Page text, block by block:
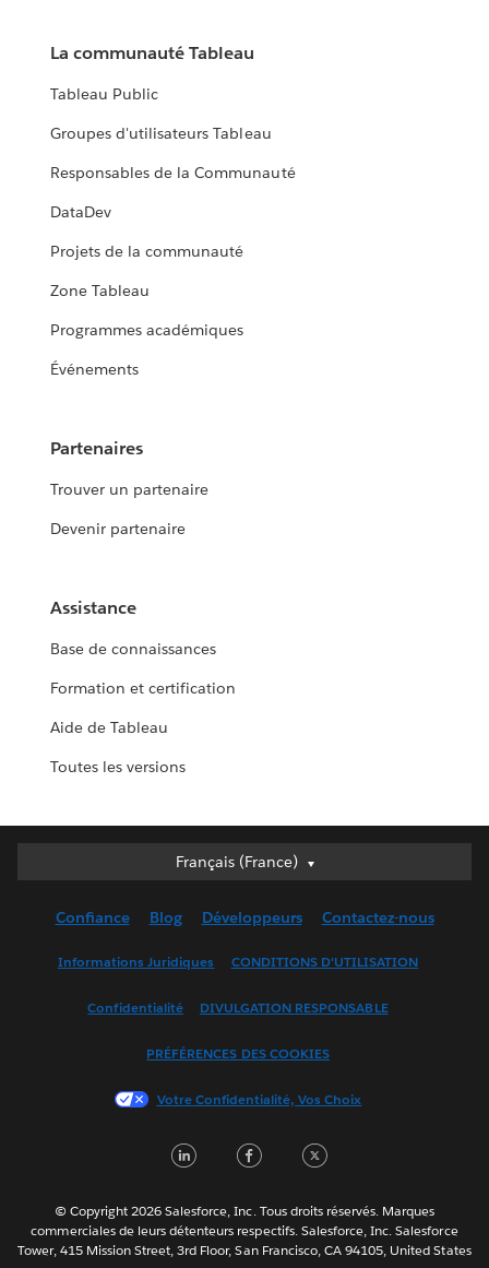
La communauté Tableau
Tableau Public
Groupes d'utilisateurs Tableau
Responsables de la Communauté
DataDev
Projets de la communauté
Zone Tableau
Programmes académiques
Événements
Partenaires
Trouver un partenaire
Devenir partenaire
Assistance
Base de connaissances
Formation et certification
Aide de Tableau
Toutes les versions
Français (France)
Français (France)
English (UK)
Français (Canada)
한국어
Português
ไทย
简体中文
Confiance Blog Développeurs Contactez-nous
Informations Juridiques CONDITIONS D'UTILISATION
Confidentialité DIVULGATION RESPONSABLE
PRÉFÉRENCES DES COOKIES
Votre Confidentialité, Vos Choix
LinkedInFacebook
© Copyright 2026 Salesforce, Inc. Tous droits réservés. Marques
commerciales de leurs détenteurs respectifs. Salesforce, Inc. Salesforce
Tower, 415 Mission Street, 3rd Floor, San Francisco, CA 94105, United States